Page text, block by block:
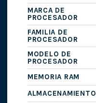
MARCA DE
PROCESADOR
FAMILIA DE
PROCESADOR
MODELO DE
PROCESADOR
MEMORIA RAM
ALMACENAMIENTO